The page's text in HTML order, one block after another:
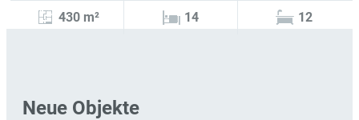
430 m² 14 12
Neue Objekte